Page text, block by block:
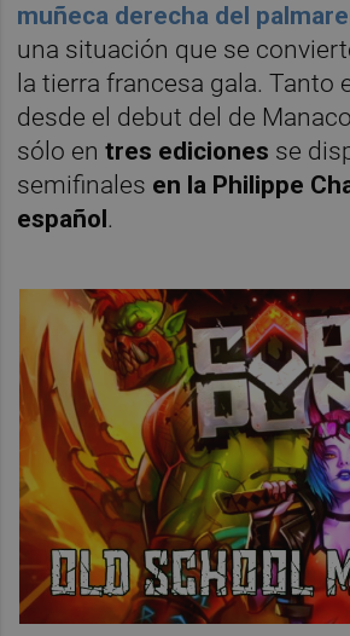
muñeca derecha del
una situación que se
la tierra francesa gala. Tanto
desde el debut del de
sólo entres ediciones se
semifinales en la Philippe
español.